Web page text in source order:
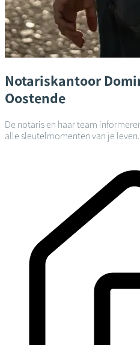
Notariskantoor
Oostende
De notaris en haar team
alle sleutelmomenten van je leven.